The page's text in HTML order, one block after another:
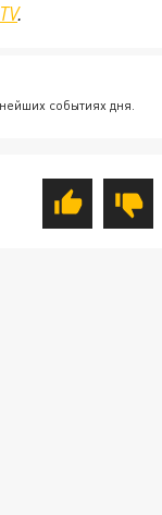
.
событиях дня.